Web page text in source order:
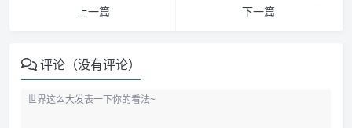
上一篇
下一篇
评论（没有评论）